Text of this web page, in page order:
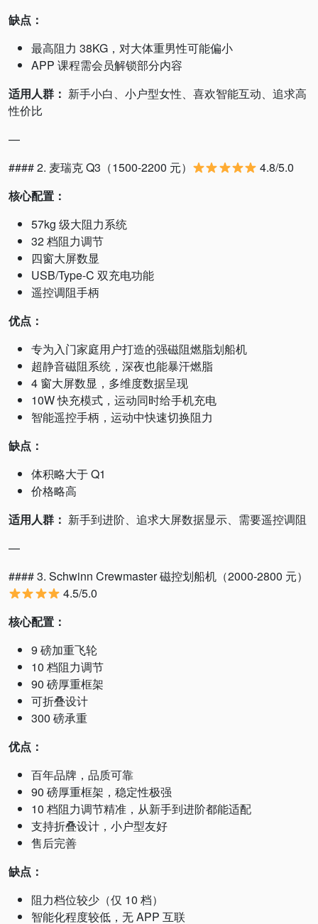
缺点：
最高阻力 38KG，对大体重男性可能偏小
APP 课程需会员解锁部分内容
适用人群： 新手小白、小户型女性、喜欢智能互动、追求高
性价比
—
#### 2. 麦瑞克 Q3（1500-2200 元）
4.8/5.0
核心配置：
57kg 级大阻力系统
32 档阻力调节
四窗大屏数显
USB/Type-C 双充电功能
遥控调阻手柄
优点：
专为入门家庭用户打造的强磁阻燃脂划船机
超静音磁阻系统，深夜也能暴汗燃脂
4 窗大屏数显，多维度数据呈现
10W 快充模式，运动同时给手机充电
智能遥控手柄，运动中快速切换阻力
缺点：
体积略大于 Q1
价格略高
适用人群： 新手到进阶、追求大屏数据显示、需要遥控调阻
—
#### 3. Schwinn Crewmaster 磁控划船机（2000-2800 元）
4.5/5.0
核心配置：
9 磅加重飞轮
10 档阻力调节
90 磅厚重框架
可折叠设计
300 磅承重
优点：
百年品牌，品质可靠
90 磅厚重框架，稳定性极强
10 档阻力调节精准，从新手到进阶都能适配
支持折叠设计，小户型友好
售后完善
缺点：
阻力档位较少（仅 10 档）
智能化程度较低，无 APP 互联